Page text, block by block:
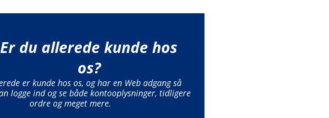
Er du allerede kunde hos
os?
er kunde hos os, og har en Web adgang så
logge ind og se både kontooplysninger, tidligere
ordre og meget mere.